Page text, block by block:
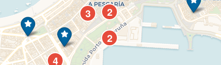
2
4
3 2